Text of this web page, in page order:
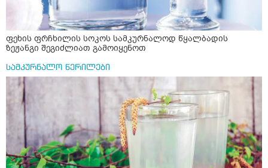
ფეხის ფრჩხილის სოკოს სამკურნალოდ წყალბადის
ზეჟანგი შეგიძლიათ გამოიყენოთ
სამკურნალო წერილები